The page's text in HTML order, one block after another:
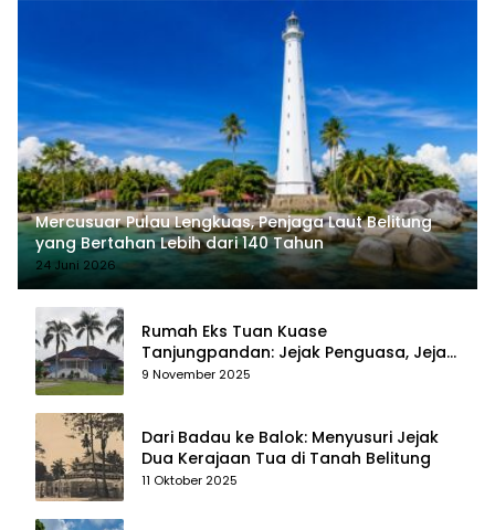
Mercusuar Pulau Lengkuas, Penjaga Laut Belitung
yang Bertahan Lebih dari 140 Tahun
24 Juni 2026
Rumah Eks Tuan Kuase
Tanjungpandan: Jejak Penguasa, Jejak
Kenangan
9 November 2025
Dari Badau ke Balok: Menyusuri Jejak
Dua Kerajaan Tua di Tanah Belitung
11 Oktober 2025